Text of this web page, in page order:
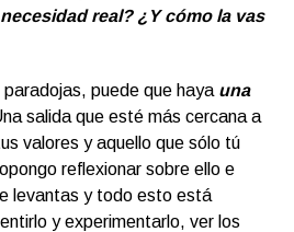
real? ¿Y cómo la vas
puede que haya una
salida que esté más cercana a
valores y aquello que sólo tú
reflexionar sobre ello e
levantas y todo esto está
y experimentarlo, ver los